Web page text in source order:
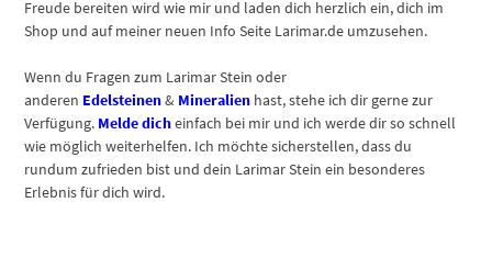
Freude bereiten wird wie mir und laden dich herzlich ein, dich im
Shop und auf meiner neuen Info Seite Larimar.de umzusehen.
Wenn du Fragen zum Larimar Stein oder
anderen Edelsteinen& Mineralien hast, stehe ich dir gerne zur
Verfügung. Melde dicheinfach bei mir und ich werde dir so schnell
wie möglich weiterhelfen. Ich möchte sicherstellen, dass du
rundum zufrieden bist und dein Larimar Stein ein besonderes
Erlebnis für dich wird.